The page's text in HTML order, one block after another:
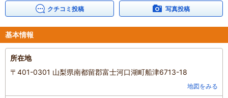
クチコミ投稿 写真投稿
基本情報
所在地
〒401-0301 山梨県南都留郡富士河口湖町船津6713-18
地図をみる